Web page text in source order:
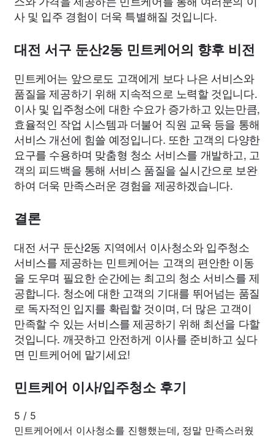
사 및 입주 경험이 더욱 특별해질 것입니다.
대전 서구 둔산2동 민트케어의 향후 비전
민트케어는 앞으로도 고객에게 보다 나은 서비스와
품질을 제공하기 위해 지속적으로 노력할 것입니다.
이사 및 입주청소에 대한 수요가 증가하고 있는만큼,
효율적인 작업 시스템과 더불어 직원 교육 등을 통해
서비스 개선에 힘쓸 예정입니다. 또한 고객의 다양한
요구를 수용하며 맞춤형 청소 서비스를 개발하고, 고
객의 피드백을 통해 서비스 품질을 실시간으로 보완
하여 더욱 만족스러운 경험을 제공하겠습니다.
결론
대전 서구 둔산2동 지역에서 이사청소와 입주청소
서비스를 제공하는 민트케어는 고객의 편안한 이동
을 도우며 필요한 순간에는 최고의 청소 서비스를 제
공합니다. 청소에 대한 고객의 기대를 뛰어넘는 품질
로 독자적인 입지를 확립할 것이며, 더 많은 고객이
만족할 수 있는 서비스를 제공하기 위해 최선을 다할
것입니다. 깨끗하고 안전하게 이사를 준비하고 싶다
면 민트케어에 맡기세요!
민트케어 이사/입주청소 후기
5 / 5
민트케어에서 이사청소를 진행했는데, 정말 만족스러웠